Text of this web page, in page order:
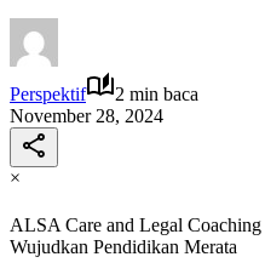
Perspektif
2 min baca
November 28, 2024
×
ALSA Care and Legal
Wujudkan Pendidikan Merata